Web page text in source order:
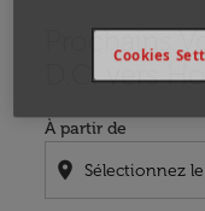
Prochains
D.C. vers
À partir de
location_on
Aucun tarif
Cookies